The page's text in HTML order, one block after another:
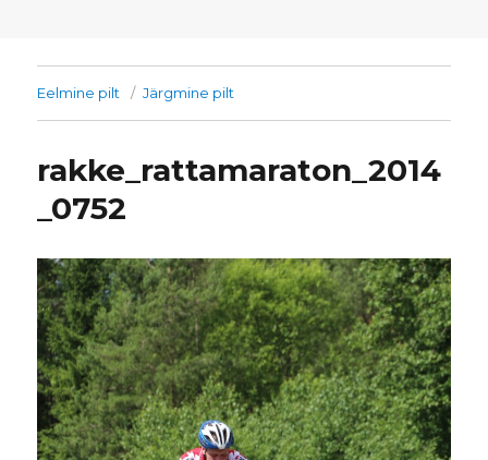
Eelmine pilt Järgmine pilt
rakke_rattamaraton_2014
_0752